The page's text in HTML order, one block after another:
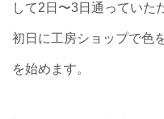
して2日〜3日通っていた
初日に工房ショップで色
を始めます。